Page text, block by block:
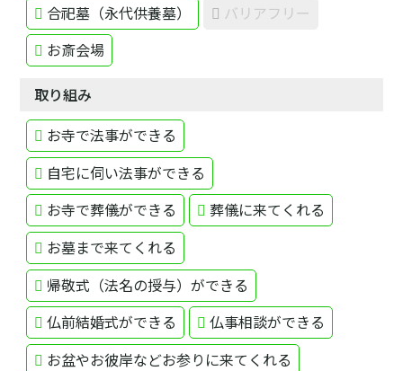
合祀墓（永代供養墓）
バリアフリー
お斎会場
取り組み
お寺で法事ができる
自宅に伺い法事ができる
お寺で葬儀ができる
葬儀に来てくれる
お墓まで来てくれる
帰敬式（法名の授与）ができる
仏前結婚式ができる
仏事相談ができる
お盆やお彼岸などお参りに来てくれる